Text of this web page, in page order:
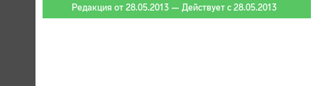
Редакция от 28.05.2013 — Действует с 28.05.2013